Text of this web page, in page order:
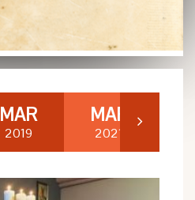
MAR
2019
MAR
2021